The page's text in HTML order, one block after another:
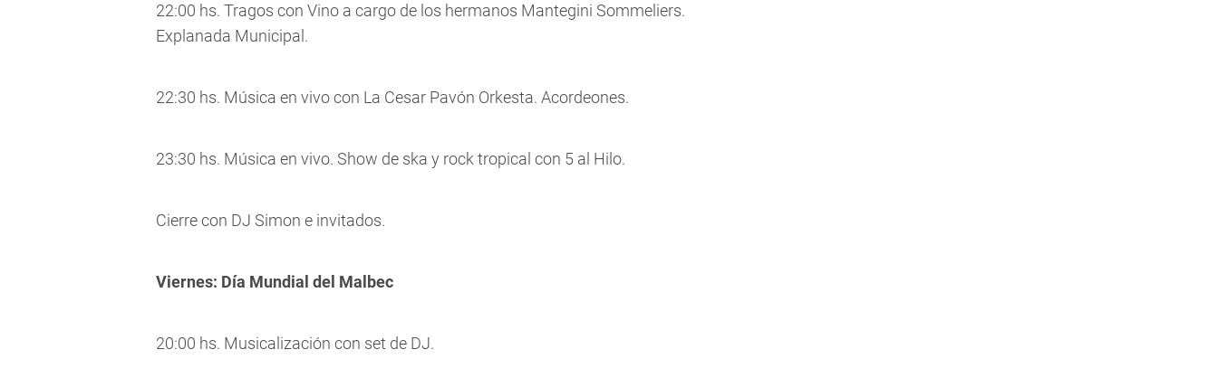
22:00 hs. Tragos con Vino a cargo de los hermanos Mantegini Sommeliers.
Explanada Municipal.
22:30 hs. Música en vivo con La Cesar Pavón Orkesta. Acordeones.
23:30 hs. Música en vivo. Show de ska y rock tropical con 5 al Hilo.
Cierre con DJ Simon e invitados.
Viernes: Día Mundial del Malbec
20:00 hs. Musicalización con set de DJ.